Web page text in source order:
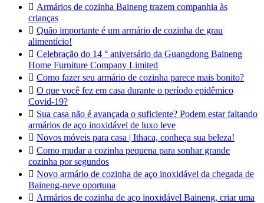
 Armários de cozinha Baineng trazem companhia às
crianças
 Quão importante é um armário de cozinha de grau
alimentício!
 Celebração do 14 ° aniversário da Guangdong Baineng
Home Furniture Company Limited
 Como fazer seu armário de cozinha parece mais bonito?
 O que você fez em casa durante o período epidêmico
Covid-19?
 Sua casa não é avançada o suficiente? Podem estar faltando
armários de aço inoxidável de luxo leve
 Novos móveis para casa | Ithaca, conheça sua beleza!
 Como mudar a cozinha pequena para sonhar grande
cozinha por segundos
 Novo armário de cozinha de aço inoxidável da chegada de
Baineng-neve oportuna
 Armários de cozinha de aço inoxidável Baineng, criar uma